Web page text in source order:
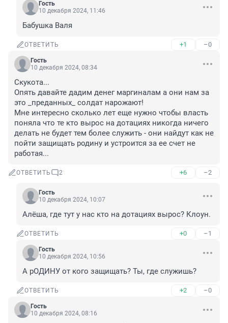
Гость
10 декабря 2024, 11:46
Бабушка Валя
ОТВЕТИТЬ +1 –0
Гость
10 декабря 2024, 08:34
Скукота...
Опять давайте дадим денег маргиналам а они нам за
это _преданных_ солдат нарожают!
Мне интересно сколько лет еще нужно чтобы власть
поняла что те кто вырос на дотациях никогда ничего
делать не будет тем более служить - они найдут как не
пойти защищать родину и устроится за ее счет не
работая...
ОТВЕТИТЬ 2 +6 –2
Гость
10 декабря 2024, 10:07
Алёша, где тут у нас кто на дотациях вырос? Клоун.
ОТВЕТИТЬ +0 –1
Гость
10 декабря 2024, 10:56
А рОДИНУ от кого защищать? Ты, где служишь?
ОТВЕТИТЬ +2 –0
Гость
10 декабря 2024, 08:16